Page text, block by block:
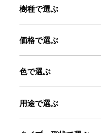
樹種で選ぶ
価格で選ぶ
色で選ぶ
用途で選ぶ